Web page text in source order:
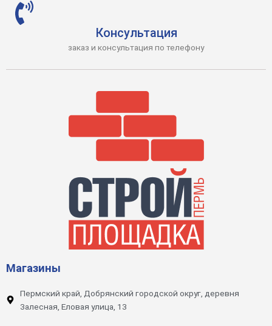
Консультация
заказ и консультация по телефону
Магазины
Пермский край, Добрянский городской округ, деревня
Залесная, Еловая улица, 13